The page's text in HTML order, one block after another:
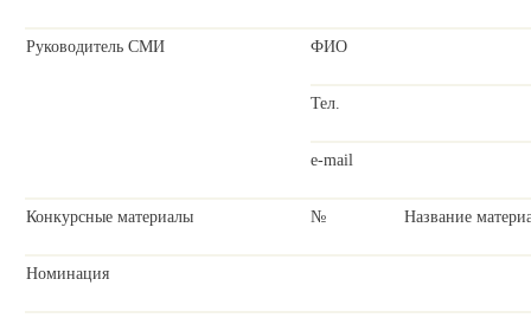
Руководитель СМИ ФИО
Тел.
e-mail
Конкурсные материалы № Название
Номинация